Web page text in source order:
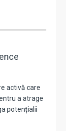
activă care
a atrage
potențialii